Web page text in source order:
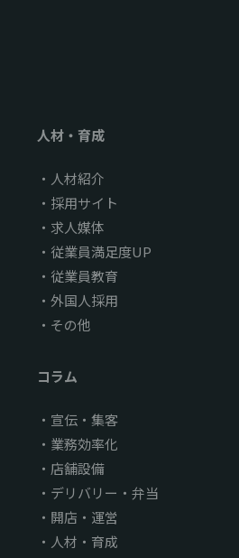
人材・育成
人材紹介
採用サイト
求人媒体
従業員満足度UP
従業員教育
外国人採用
その他
コラム
宣伝・集客
業務効率化
店舗設備
デリバリー・弁当
開店・運営
人材・育成